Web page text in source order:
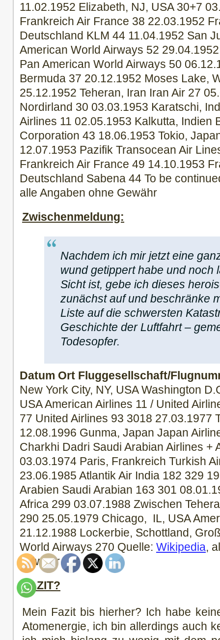
11.02.1952 Elizabeth, NJ, USA 30+7
Frankreich Air France 38 22.03.1952
Deutschland KLM 44 11.04.1952 San
American World Airways 52
Pan American World Airways 50
Bermuda 37 20.12.1952 Moses Lake,
25.12.1952 Teheran, Iran Iran Air 27
Nordirland 30 03.03.1953 Karatschi,
Airlines 11 02.05.1953 Kalkutta, Indien
Corporation 43 18.06.1953 Tokio,
12.07.1953 Pazifik Transocean Air
Frankreich Air France 49 14.10.1953
Deutschland Sabena 44 To be
alle Angaben ohne Gewähr
Zwischenmeldung:
Nachdem ich mir jetzt eine
wund getippert habe und noch
Sicht ist, gebe ich dieses
zunächst auf und beschränke
Liste auf die schwersten
Geschichte der Luftfahrt –
Todesopfer.
Datum Ort Fluggesellschaft/
New York City, NY, USA Washington
USA American Airlines 11 / United
77 United Airlines 93 3018 27.03.1977
12.08.1996 Gunma, Japan Japan
Charkhi Dadri Saudi Arabian Airlines +
03.03.1974 Paris, Frankreich Turkish
23.06.1985 Atlantik Air India 182 329
Arabien Saudi Arabian 163 301
Africa 299 03.07.1988 Zwischen
290 25.05.1979 Chicago, IL, USA
21.12.1988 Lockerbie, Schottland,
World Airways 270 Quelle: Wikipedia,
Gewähr
FAZIT?
Mein Fazit bis hierher? Ich habe
Atomenergie, ich bin allerdings auch